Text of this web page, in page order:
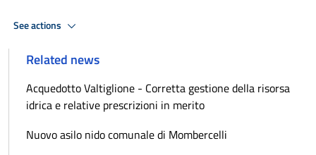
See actions
Related news
Acquedotto Valtiglione - Corretta gestione della risorsa
idrica e relative prescrizioni in merito
Nuovo asilo nido comunale di Mombercelli